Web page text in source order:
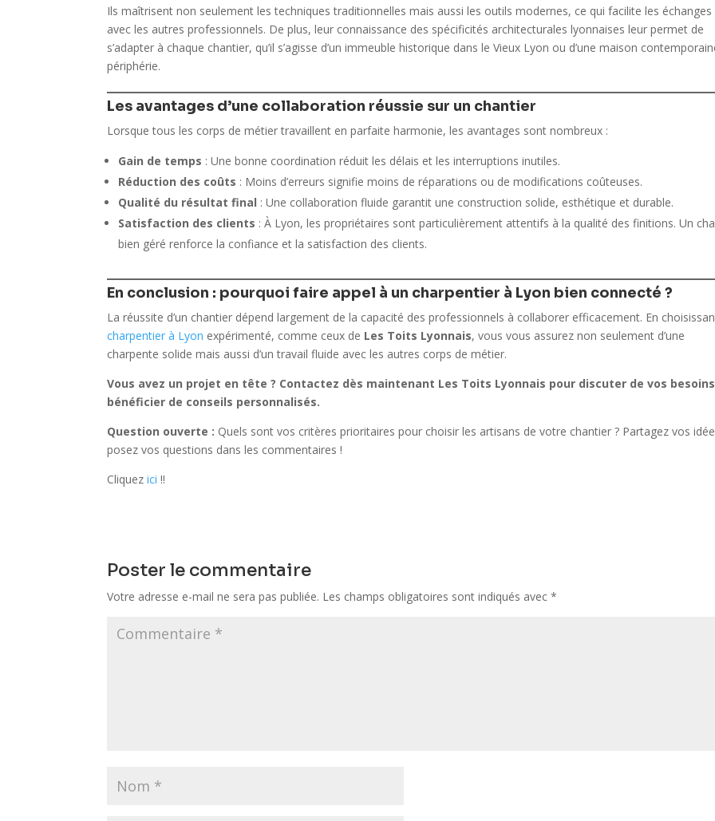
Ils maîtrisent non seulement les techniques traditionnelles mais aussi les outils modernes, ce qui facilite les échanges
avec les autres professionnels. De plus, leur connaissance des spécificités architecturales lyonnaises leur permet de
s’adapter à chaque chantier, qu’il s’agisse d’un immeuble historique dans le Vieux Lyon ou d’une maison
périphérie.
Les avantages d’une collaboration réussie sur un chantier
Lorsque tous les corps de métier travaillent en parfaite harmonie, les avantages sont nombreux :
Gain de temps : Une bonne coordination réduit les délais et les interruptions inutiles.
Réduction des coûts : Moins d’erreurs signifie moins de réparations ou de modifications coûteuses.
Qualité du résultat final : Une collaboration fluide garantit une construction solide, esthétique et durable.
Satisfaction des clients : À Lyon, les propriétaires sont particulièrement attentifs à la qualité des finitions. Un
bien géré renforce la confiance et la satisfaction des clients.
En conclusion : pourquoi faire appel à un charpentier à Lyon bien connecté ?
La réussite d’un chantier dépend largement de la capacité des professionnels à collaborer efficacement. En
charpentier à Lyon expérimenté, comme ceux de Les Toits Lyonnais, vous vous assurez non seulement d’une
charpente solide mais aussi d’un travail fluide avec les autres corps de métier.
Vous avez un projet en tête ? Contactez dès maintenant Les Toits Lyonnais pour discuter de vos
bénéficier de conseils personnalisés.
Question ouverte : Quels sont vos critères prioritaires pour choisir les artisans de votre chantier ? Partagez vos
posez vos questions dans les commentaires !
Cliquezici!!
Poster le commentaire
Votre adresse e-mail ne sera pas publiée. Les champs obligatoires sont indiqués avec*